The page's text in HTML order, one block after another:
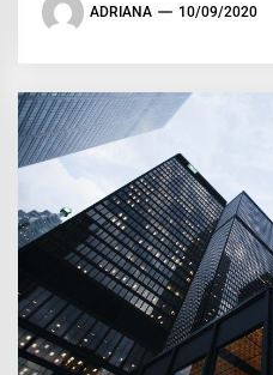
ADRIANA 10/09/2020